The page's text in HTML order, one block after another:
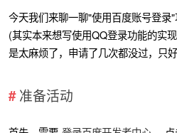
今天我们来聊一聊"使用百度账号登录"
(其实本来想写使用QQ登录功能的实
是太麻烦了，申请了几次都没过，只
准备活动